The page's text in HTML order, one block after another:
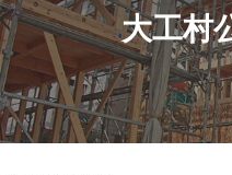
大工村